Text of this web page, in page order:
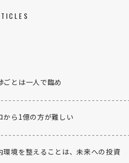
ごとは一人で臨め
から1億の方が難しい
環境を整えることは、未来への投資